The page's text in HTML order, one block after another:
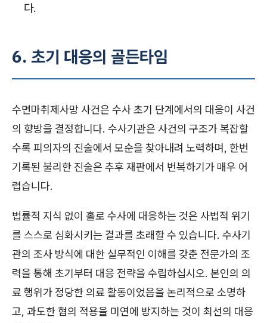
다.
6. 초기 대응의 골든타임
수면마취제사망 사건은 수사 초기 단계에서의 대응이 사건
의 향방을 결정합니다. 수사기관은 사건의 구조가 복잡할
수록 피의자의 진술에서 모순을 찾아내려 노력하며, 한번
기록된 불리한 진술은 추후 재판에서 번복하기가 매우 어
렵습니다.
법률적 지식 없이 홀로 수사에 대응하는 것은 사법적 위기
를 스스로 심화시키는 결과를 초래할 수 있습니다. 수사기
관의 조사 방식에 대한 실무적인 이해를 갖춘 전문가의 조
력을 통해 초기부터 대응 전략을 수립하십시오. 본인의 의
료 행위가 정당한 의료 활동이었음을 논리적으로 소명하
고, 과도한 혐의 적용을 미연에 방지하는 것이 최선의 대응